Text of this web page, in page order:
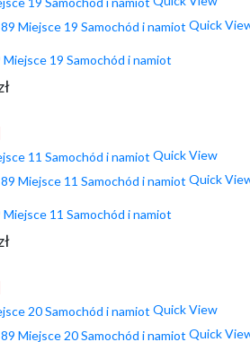
Quick
19 Samochód i namiot
Quick View
Quick
11 Samochód i namiot
Quick View
Quick